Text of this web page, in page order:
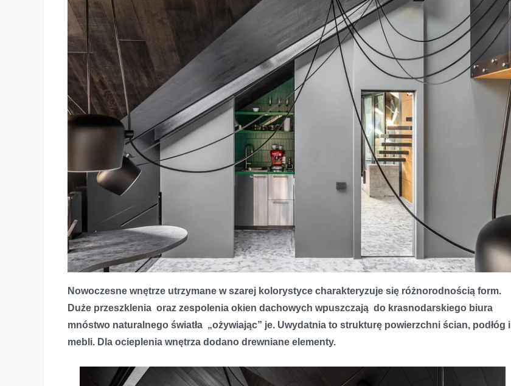
Nowoczesne wnętrze utrzymane w szarej kolorystyce charakteryzuje się różnorodnością form.
Duże przeszklenia oraz zespolenia okien dachowych wpuszczają do krasnodarskiego biura
mnóstwo naturalnego światła „ożywiając” je. Uwydatnia to strukturę powierzchni ścian, podłóg i
mebli. Dla ocieplenia wnętrza dodano drewniane elementy.